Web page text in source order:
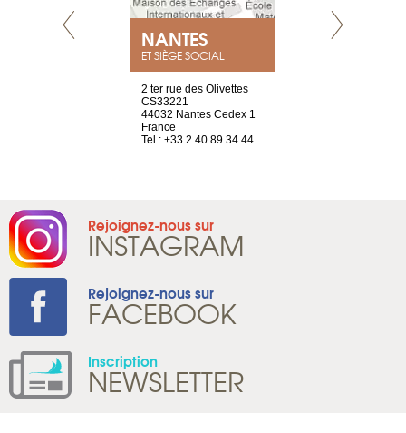
NANTES
ET SIÈGE SOCIAL
2 ter rue des Olivettes
CS33221
44032 Nantes Cedex 1
France
Tel : +33 2 40 89 34 44
Rejoignez-nous sur
INSTAGRAM
Rejoignez-nous sur
FACEBOOK
Inscription
NEWSLETTER